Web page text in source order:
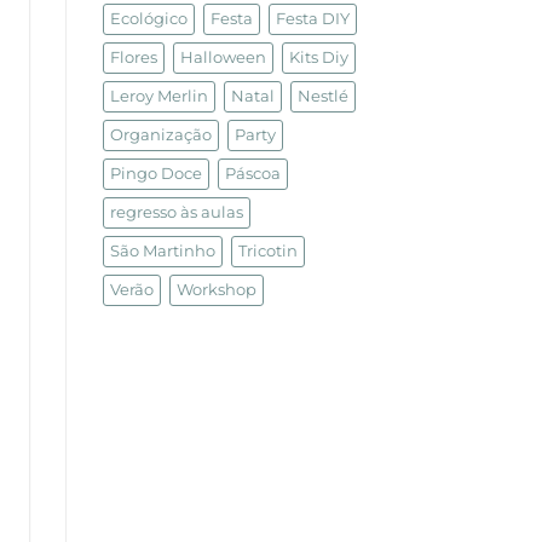
Ecológico Festa Festa DIY
Flores Halloween Kits Diy
Leroy Merlin Natal Nestlé
Organização Party
Pingo Doce Páscoa
regresso às aulas
São Martinho Tricotin
Verão Workshop